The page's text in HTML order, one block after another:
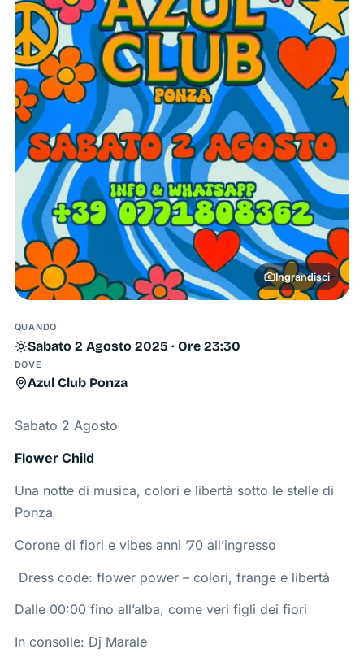
Ingrandisci
QUANDO
Sabato 2 Agosto 2025 · Ore 23:30
DOVE
Azul Club Ponza
Sabato 2 Agosto
Flower Child
Una notte di musica, colori e libertà sotto le stelle di
Ponza
Corone di fiori e vibes anni ’70 all’ingresso
️ Dress code: flower power – colori, frange e libertà
Dalle 00:00 fino all’alba, come veri figli dei fiori
In consolle: Dj Marale